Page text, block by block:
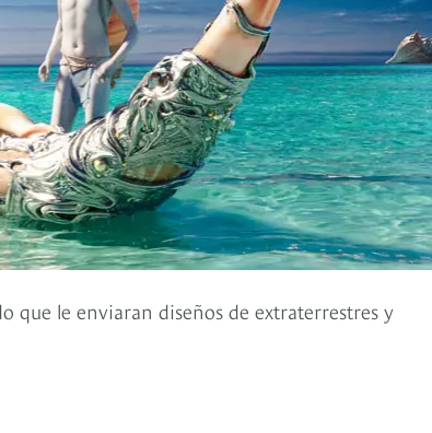
que le enviaran diseños de extraterrestres y